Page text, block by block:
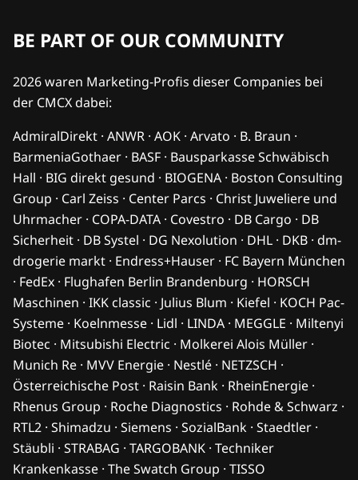
BE PART OF OUR COMMUNITY
2026 waren Marketing-Profis dieser Companies bei
der CMCX dabei:
AdmiralDirekt · ANWR · AOK · Arvato · B. Braun ·
BarmeniaGothaer · BASF · Bausparkasse Schwäbisch
Hall · BIG direkt gesund · BIOGENA · Boston Consulting
Group · Carl Zeiss · Center Parcs · Christ Juweliere und
Uhrmacher · COPA-DATA · Covestro · DB Cargo · DB
Sicherheit · DB Systel · DG Nexolution · DHL · DKB · dm-
drogerie markt · Endress+Hauser · FC Bayern München
· FedEx · Flughafen Berlin Brandenburg · HORSCH
Maschinen · IKK classic · Julius Blum · Kiefel · KOCH Pac-
Systeme · Koelnmesse · Lidl · LINDA · MEGGLE · Miltenyi
Biotec · Mitsubishi Electric · Molkerei Alois Müller ·
Munich Re · MVV Energie · Nestlé · NETZSCH ·
Österreichische Post · Raisin Bank · RheinEnergie ·
Rhenus Group · Roche Diagnostics · Rohde & Schwarz ·
RTL2 · Shimadzu · Siemens · SozialBank · Staedtler ·
Stäubli · STRABAG · TARGOBANK · Techniker
Krankenkasse · The Swatch Group · TISSO